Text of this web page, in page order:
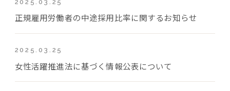
2025.03.25
正規雇用労働者の中途採用比率に関するお知らせ
2025.03.25
女性活躍推進法に基づく情報公表について